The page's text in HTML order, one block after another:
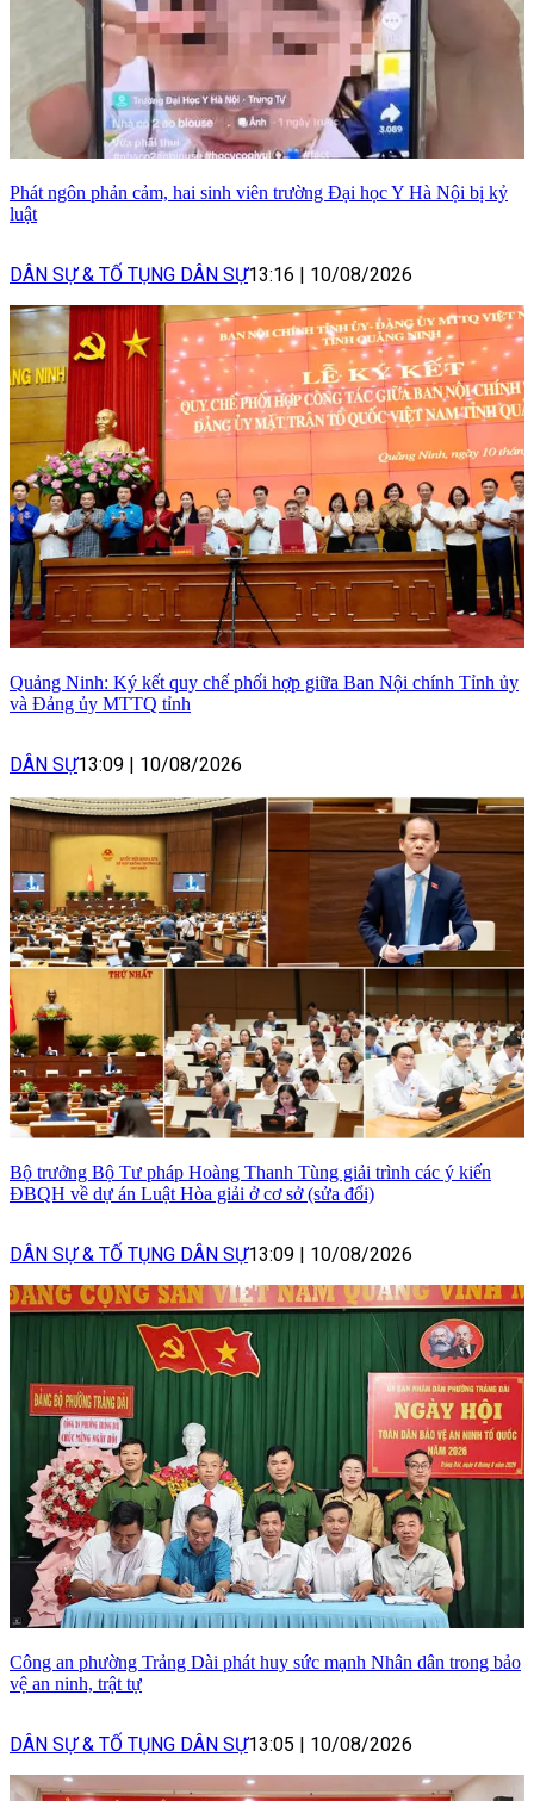
Phát ngôn phản cảm, hai sinh viên trường Đại học Y Hà Nội bị kỷ
luật
DÂN SỰ & TỐ TỤNG DÂN SỰ13:16 | 10/08/2026
Quảng Ninh: Ký kết quy chế phối hợp giữa Ban Nội chính Tỉnh ủy
và Đảng ủy MTTQ tỉnh
DÂN SỰ13:09 | 10/08/2026
Bộ trưởng Bộ Tư pháp Hoàng Thanh Tùng giải trình các ý kiến
ĐBQH về dự án Luật Hòa giải ở cơ sở (sửa đổi)
DÂN SỰ & TỐ TỤNG DÂN SỰ13:09 | 10/08/2026
Công an phường Trảng Dài phát huy sức mạnh Nhân dân trong bảo
vệ an ninh, trật tự
DÂN SỰ & TỐ TỤNG DÂN SỰ13:05 | 10/08/2026